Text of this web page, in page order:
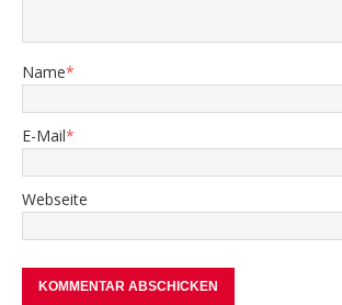
Name*
E-Mail*
Webseite